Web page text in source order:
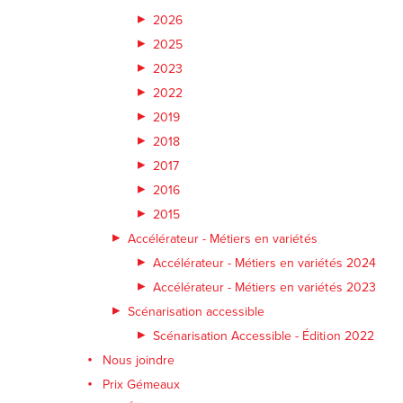
2026
2025
2023
2022
2019
2018
2017
2016
2015
Accélérateur - Métiers en variétés
Accélérateur - Métiers en variétés 2024
Accélérateur - Métiers en variétés 2023
Scénarisation accessible
Scénarisation Accessible - Édition 2022
Nous joindre
Prix Gémeaux